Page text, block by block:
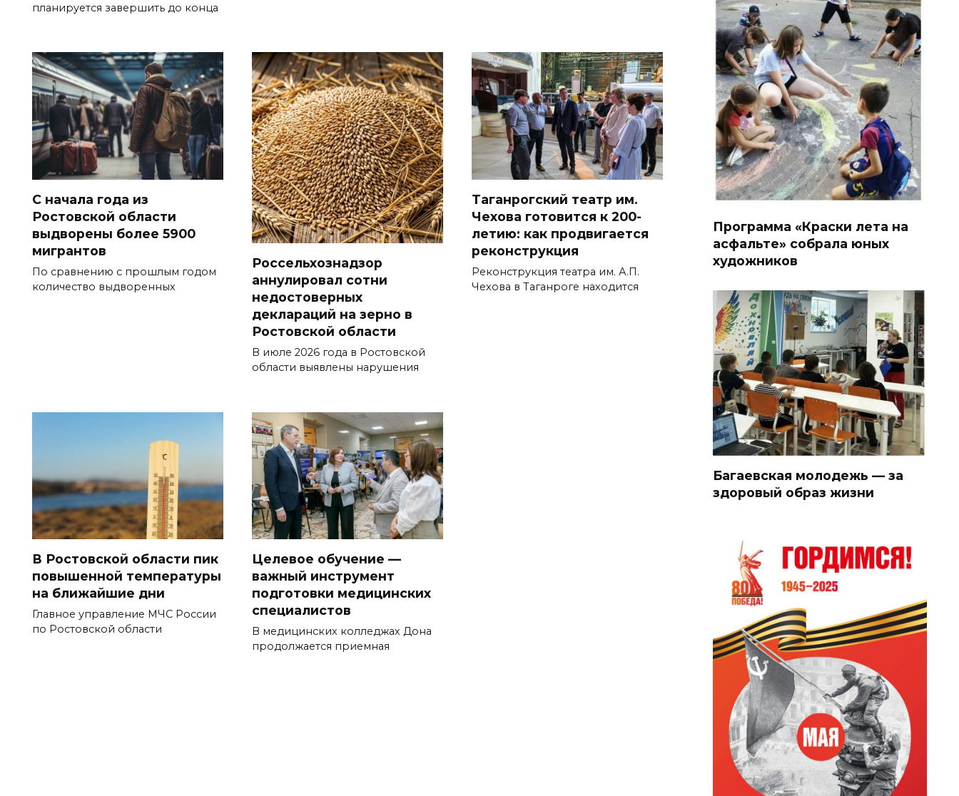
планируется завершить до конца
С начала года из
Ростовской области
выдворены более 5900
мигрантов
По сравнению с прошлым годом
количество выдворенных
Россельхознадзор
аннулировал сотни
недостоверных
деклараций на зерно в
Ростовской области
В июле 2026 года в Ростовской
области выявлены нарушения
Таганрогский театр им.
Чехова готовится к 200-
летию: как продвигается
реконструкция
Реконструкция театра им. А.П.
Чехова в Таганроге находится
В Ростовской области пик
повышенной температуры
на ближайшие дни
Главное управление МЧС России
по Ростовской области
Целевое обучение —
важный инструмент
подготовки медицинских
специалистов
В медицинских колледжах Дона
продолжается приемная
Программа «Краски лета на
асфальте» собрала юных
художников
Багаевская молодежь — за
здоровый образ жизни